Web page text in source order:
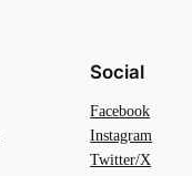
Social
Facebook
Instagram
Twitter/X